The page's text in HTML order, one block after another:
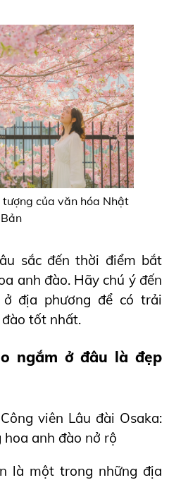
của văn hóa Nhật
Bản
sắc đến thời điểm bắt
anh đào. Hãy chú ý đến
địa phương để có trải
tốt nhất.
ngắm ở đâu là đẹp
viên Lâu đài Osaka:
anh đào nở rộ
là một trong những địa